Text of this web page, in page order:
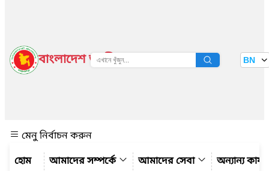
বাংলাদেশ জাতীয় তথ্য বাতায়ন BN
মেনু নির্বাচন করুন
আমাদের সম্পর্কে
আমাদের সেবা অন্যান্য